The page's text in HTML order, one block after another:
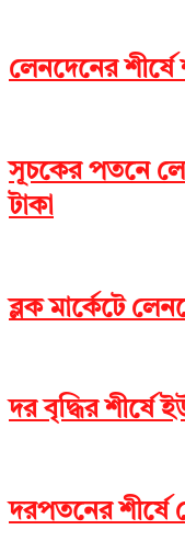
লেনদেনের শীর্ষে
সূচকের পতনে
টাকা
ব্লক মার্কেটে
দর বৃদ্ধির শীর্ষে
দরপতনের শীর্ষে